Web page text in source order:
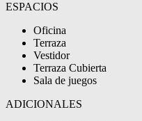
ESPACIOS
Oficina
Terraza
Vestidor
Terraza Cubierta
Sala de juegos
ADICIONALES